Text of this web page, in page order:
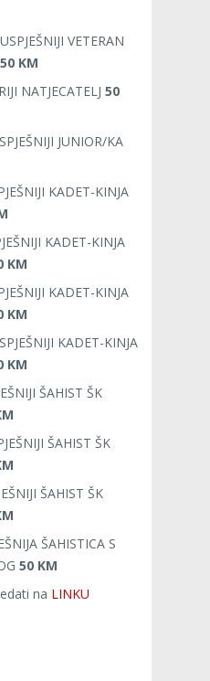
VETERAN
50 KM
NATJECATELJ 50
JUNIOR/KA
KADET-KINJA
KADET-KINJA
KM
KADET-KINJA
KM
KADET-KINJA
KM
ŠAHIST ŠK
ŠAHIST ŠK
ŠAHIST ŠK
ŠAHISTICA S
50 KM
na LINKU